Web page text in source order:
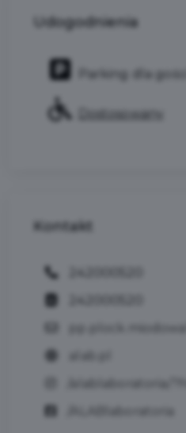
Udogodnienia
Parking dla gości
Dostosowany
Kontakt